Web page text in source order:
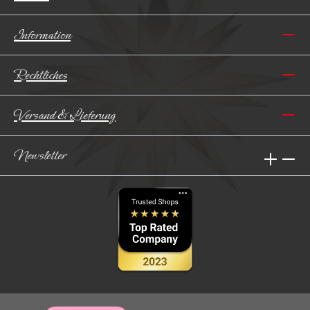
Information
Rechtliches
Versand & Lieferung
Newsletter